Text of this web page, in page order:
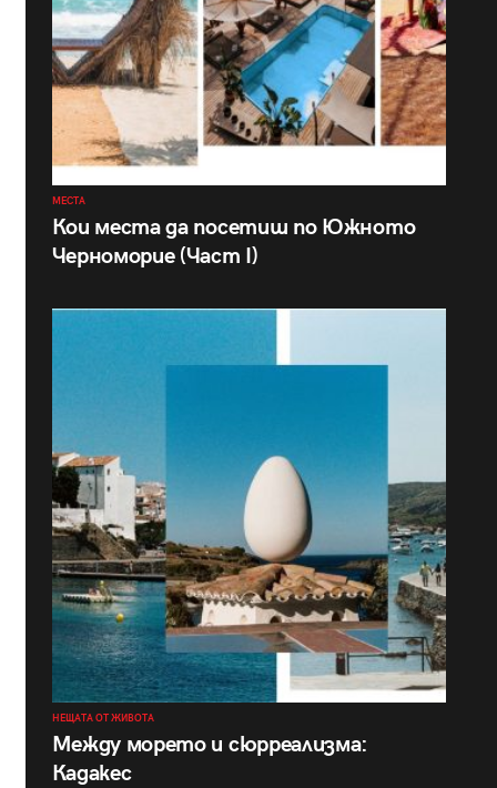
МЕСТА
Кои места да посетиш по Южното
Черноморие (Част I)
НЕЩАТА ОТ ЖИВОТА
Между морето и сюрреализма:
Кадакес